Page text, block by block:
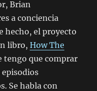
Brian
a conciencia
hecho, el proyecto
libro,How The
tengo que comprar
episodios
Se habla con